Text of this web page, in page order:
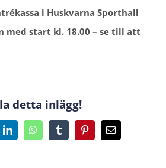
i Huskvarna Sporthall
med start kl. 18.00 – se till att
detta inlägg!
LinkedInWhatsAppTumblrPinterest
E-
post